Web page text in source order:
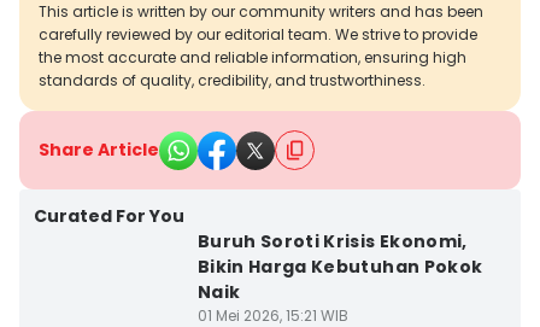
This article is written by our community writers and has been
carefully reviewed by our editorial team. We strive to provide
the most accurate and reliable information, ensuring high
standards of quality, credibility, and trustworthiness.
Share Article
Curated For You
Buruh Soroti Krisis Ekonomi,
Bikin Harga Kebutuhan Pokok
Naik
01 Mei 2026, 15:21 WIB